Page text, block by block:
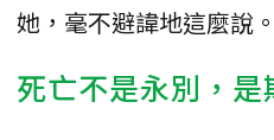
她，毫不避諱地這麼說。
死亡不是永別，